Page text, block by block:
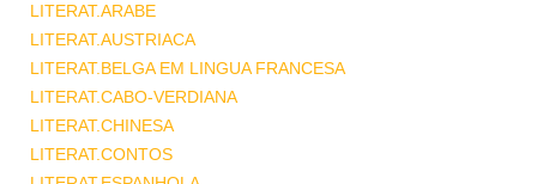
LITERAT.ARABE
LITERAT.AUSTRIACA
LITERAT.BELGA EM LINGUA FRANCESA
LITERAT.CABO-VERDIANA
LITERAT.CHINESA
LITERAT.CONTOS